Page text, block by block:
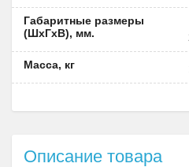
Габаритные размеры
(ШxГxВ), мм.
Масса, кг
Описание товара